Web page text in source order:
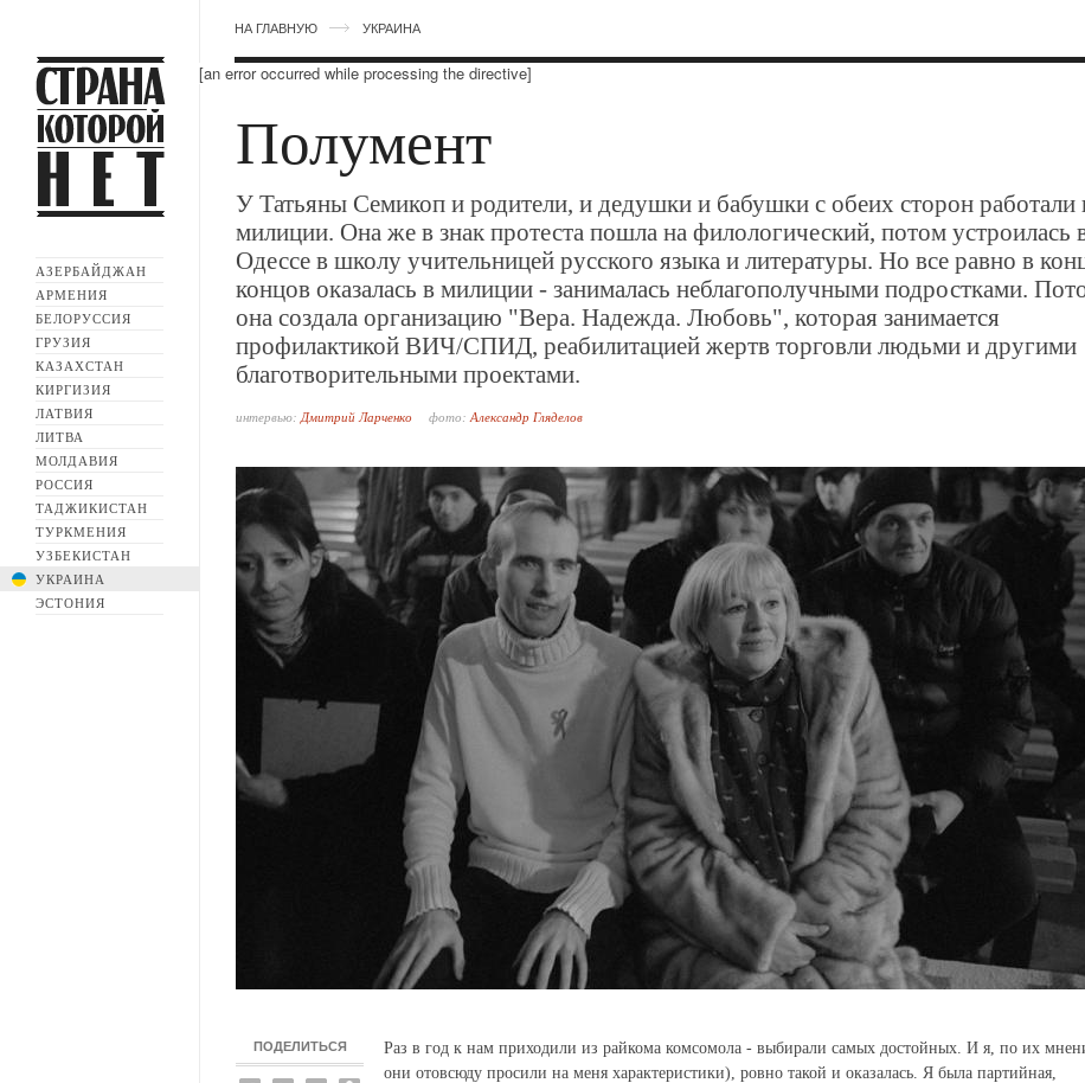
АЗЕРБАЙДЖАН
АРМЕНИЯ
БЕЛОРУССИЯ
ГРУЗИЯ
КАЗАХСТАН
КИРГИЗИЯ
ЛАТВИЯ
ЛИТВА
МОЛДАВИЯ
РОССИЯ
ТАДЖИКИСТАН
ТУРКМЕНИЯ
УЗБЕКИСТАН
УКРАИНА
ЭСТОНИЯ
НА ГЛАВНУЮ УКРАИНА
[an error occurred while processing the directive]
Полумент
У Татьяны Семикоп и родители, и дедушки и бабушки с обеих сторон работали
милиции. Она же в знак протеста пошла на филологический, потом устроилась
Одессе в школу учительницей русского языка и литературы. Но все равно в
концов оказалась в милиции - занималась неблагополучными подростками.
она создала организацию "Вера. Надежда. Любовь", которая занимается
профилактикой ВИЧ/СПИД, реабилитацией жертв торговли людьми и другими
благотворительными проектами.
интервью: Дмитрий Ларченко фото: Александр Гляделов
ПОДЕЛИТЬСЯ
Раз в год к нам приходили из райкома комсомола - выбирали самых достойных. И я, по их
они отовсюду просили на меня характеристики), ровно такой и оказалась. Я была партийная,